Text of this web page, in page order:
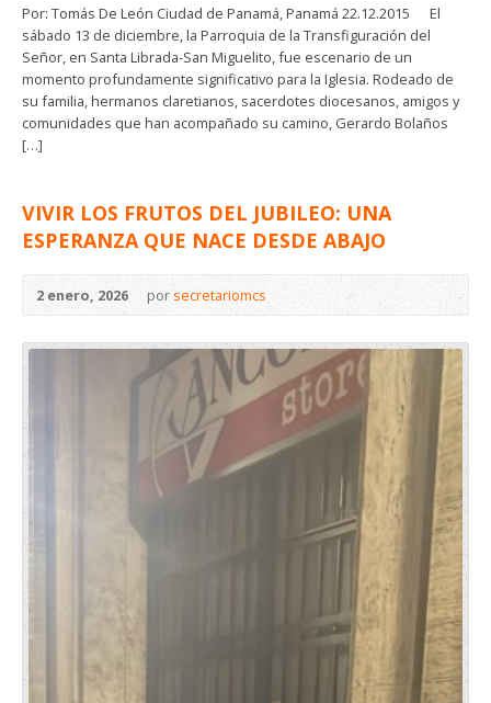
Por: Tomás De León Ciudad de Panamá, Panamá 22.12.2015 El
sábado 13 de diciembre, la Parroquia de la Transfiguración del
Señor, en Santa Librada-San Miguelito, fue escenario de un
momento profundamente significativo para la Iglesia. Rodeado de
su familia, hermanos claretianos, sacerdotes diocesanos, amigos y
comunidades que han acompañado su camino, Gerardo Bolaños
[…]
VIVIR LOS FRUTOS DEL JUBILEO: UNA
ESPERANZA QUE NACE DESDE ABAJO
2 enero, 2026 porsecretariomcs